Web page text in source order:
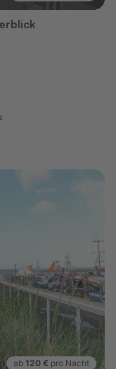
ab 120 € pro Nacht